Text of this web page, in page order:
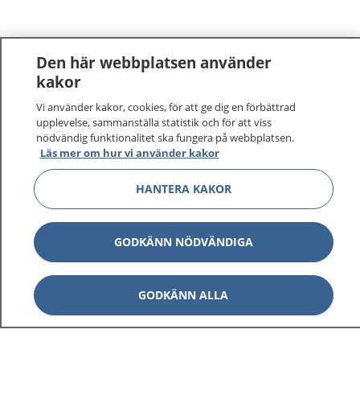
1177–tryggt om din hälsa och vård
På 1177.se får du råd om hälsa och information om
sjukdomar och vilka mottagningar du kan kontakta.
Logga in för att läsa din journal och göra dina
vårdärenden. Ring telefonnummer 1177 för
sjukvårdsrådgivning dygnet runt.
1177 ger dig råd när du vill må bättre.
Den här webbplatsen använder
kakor
Vi använder kakor, cookies, för att ge dig en förbättrad
upplevelse, sammanställa statistik och för att viss
nödvändig funktionalitet ska fungera på webbplatsen.
Läs mer om hur vi använder kakor
HANTERA KAKOR
GODKÄNN NÖDVÄNDIGA
GODKÄNN ALLA